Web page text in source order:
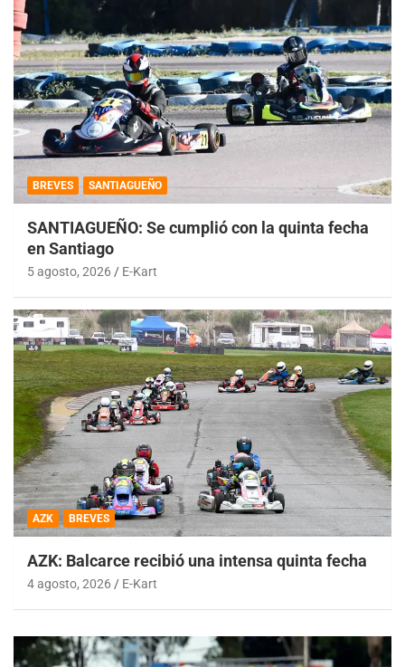
BREVES SANTIAGUEÑO
SANTIAGUEÑO: Se cumplió con la quinta fecha
en Santiago
5 agosto, 2026 E-Kart
AZK BREVES
AZK: Balcarce recibió una intensa quinta fecha
4 agosto, 2026 E-Kart